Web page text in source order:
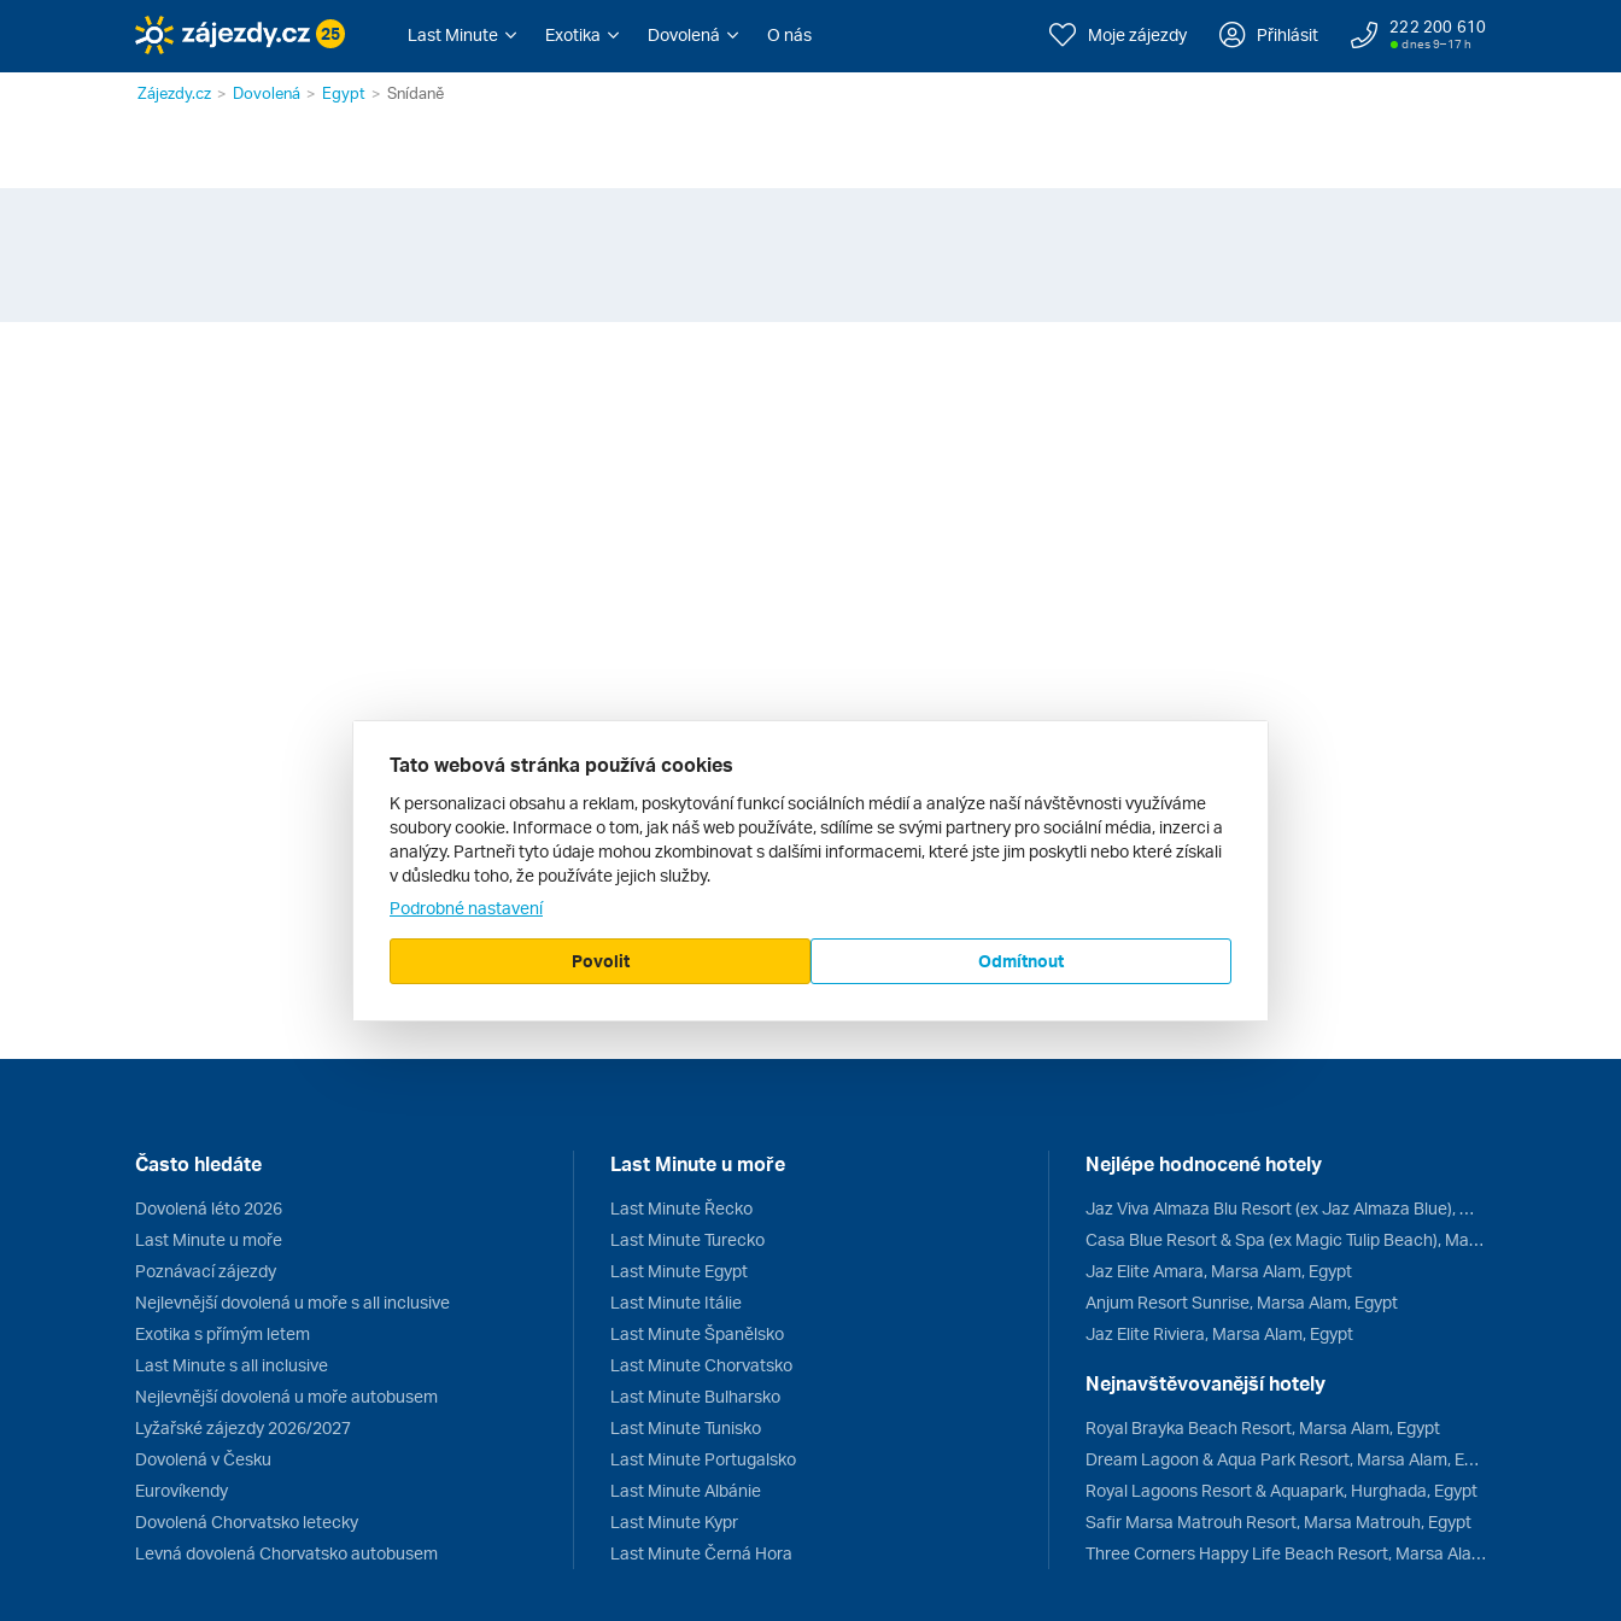
25 Last Minute Exotika Dovolená O nás Moje zájezdy Přihlásit 222 200 610
dnes 9–17 h
Zájezdy.cz Dovolená Egypt Snídaně
Často hledáte
Dovolená léto 2026
Last Minute u moře
Poznávací zájezdy
Nejlevnější dovolená u moře s all inclusive
Exotika s přímým letem
Last Minute s all inclusive
Nejlevnější dovolená u moře autobusem
Lyžařské zájezdy 2026/2027
Dovolená v Česku
Eurovíkendy
Dovolená Chorvatsko letecky
Levná dovolená Chorvatsko autobusem
Last Minute u moře
Last Minute Řecko
Last Minute Turecko
Last Minute Egypt
Last Minute Itálie
Last Minute Španělsko
Last Minute Chorvatsko
Last Minute Bulharsko
Last Minute Tunisko
Last Minute Portugalsko
Last Minute Albánie
Last Minute Kypr
Last Minute Černá Hora
Nejlépe hodnocené hotely
Jaz Viva Almaza Blu Resort (ex Jaz Almaza Blue), Marsa Matrouh, Egypt
Casa Blue Resort & Spa (ex Magic Tulip Beach), Marsa Alam, Egypt
Jaz Elite Amara, Marsa Alam, Egypt
Anjum Resort Sunrise, Marsa Alam, Egypt
Jaz Elite Riviera, Marsa Alam, Egypt
Nejnavštěvovanější hotely
Royal Brayka Beach Resort, Marsa Alam, Egypt
Dream Lagoon & Aqua Park Resort, Marsa Alam, Egypt
Royal Lagoons Resort & Aquapark, Hurghada, Egypt
Safir Marsa Matrouh Resort, Marsa Matrouh, Egypt
Three Corners Happy Life Beach Resort, Marsa Alam, Egypt
Tato webová stránka používá cookies
K personalizaci obsahu a reklam, poskytování funkcí sociálních médií a analýze naší návštěvnosti využíváme
soubory cookie. Informace o tom, jak náš web používáte, sdílíme se svými partnery pro sociální média, inzerci a
analýzy. Partneři tyto údaje mohou zkombinovat s dalšími informacemi, které jste jim poskytli nebo které získali
v důsledku toho, že používáte jejich služby.
Podrobné nastavení
Odmítnout
Povolit